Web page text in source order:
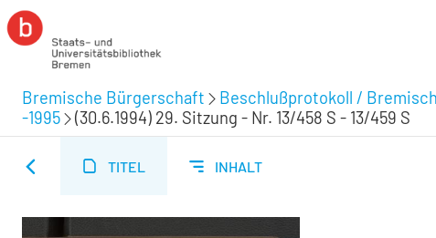
Bremische Bürgerschaft Beschlußprotokoll /
-1995
(30.6.1994) 29. Sitzung - Nr. 13/458 S - 13/459 S
TITEL INHALT